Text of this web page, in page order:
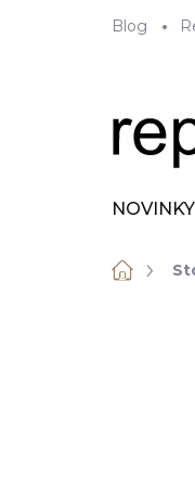
Blog
NOVINKY
Domů